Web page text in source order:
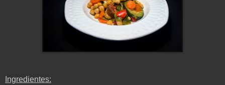
Ingredientes: